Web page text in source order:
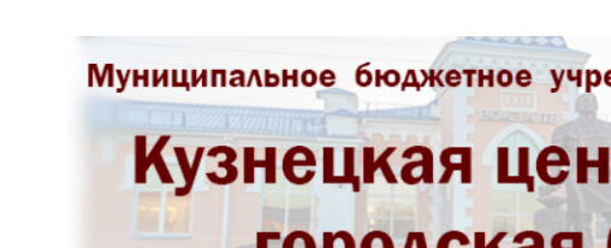
Перейти к содержимому